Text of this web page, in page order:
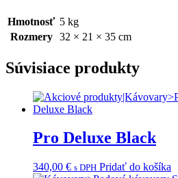
Hmotnosť 5 kg
Rozmery
32 × 21 × 35 cm
Súvisiace produkty
Pro Deluxe Black
340,00 € s DPH Pridať do košíka